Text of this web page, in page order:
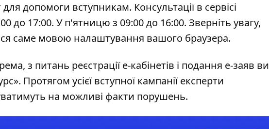
допомоги вступникам. Консультації в сервісі
до 17:00. У п'ятницю з 09:00 до 16:00. Зверніть увагу,
саме мовою налаштування вашого браузера.
з питань реєстрації е-кабінетів і подання е-заяв ви
Протягом усієї вступної кампанії експерти
на можливі факти порушень.